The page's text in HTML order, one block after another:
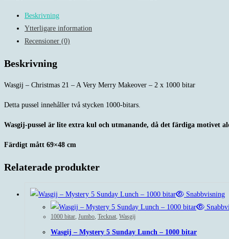
Makeover
2
bitar
Beskrivning
Ytterligare information
Recensioner (0)
Beskrivning
Wasgij – Christmas 21 – A Very Merry Makeover – 2 x 1000 bitar
Detta pussel innehåller två stycken 1000-bitars.
Wasgij-pussel är lite extra kul och utmanande, då det färdiga motivet
Färdigt mått 69×48 cm
Relaterade produkter
Snabbvisning
1000 bitar, Jumbo, Tecknat, Wasgij
Wasgij – Mystery 5 Sunday Lunch – 1000 bitar